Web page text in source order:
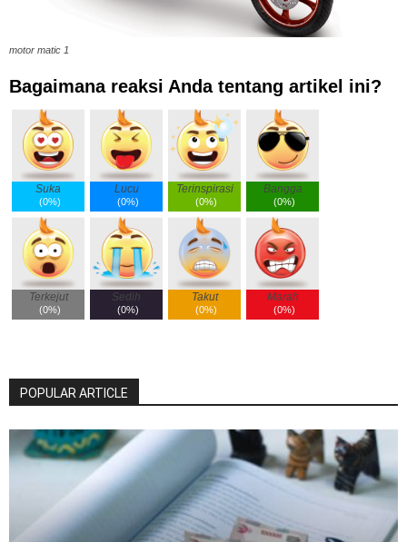
motor matic 1
Bagaimana reaksi Anda tentang artikel ini?
Suka
(0%)
Lucu
(0%)
Terinspirasi
(0%)
Bangga
(0%)
Terkejut
(0%)
Sedih
(0%)
Takut
(0%)
Marah
(0%)
POPULAR ARTICLE